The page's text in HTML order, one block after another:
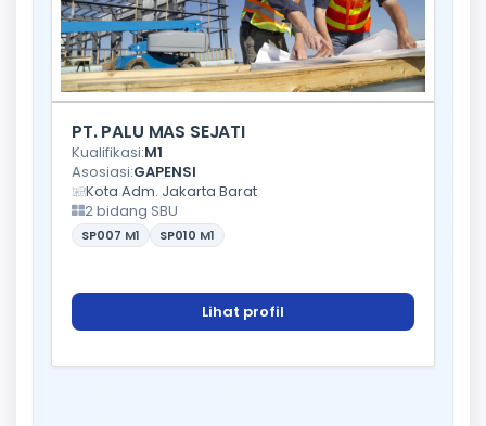
PT. PALU MAS SEJATI
Kualifikasi:M1
Asosiasi:GAPENSI
Kota Adm. Jakarta Barat
2 bidang SBU
SP007 M1 SP010 M1
Lihat profil